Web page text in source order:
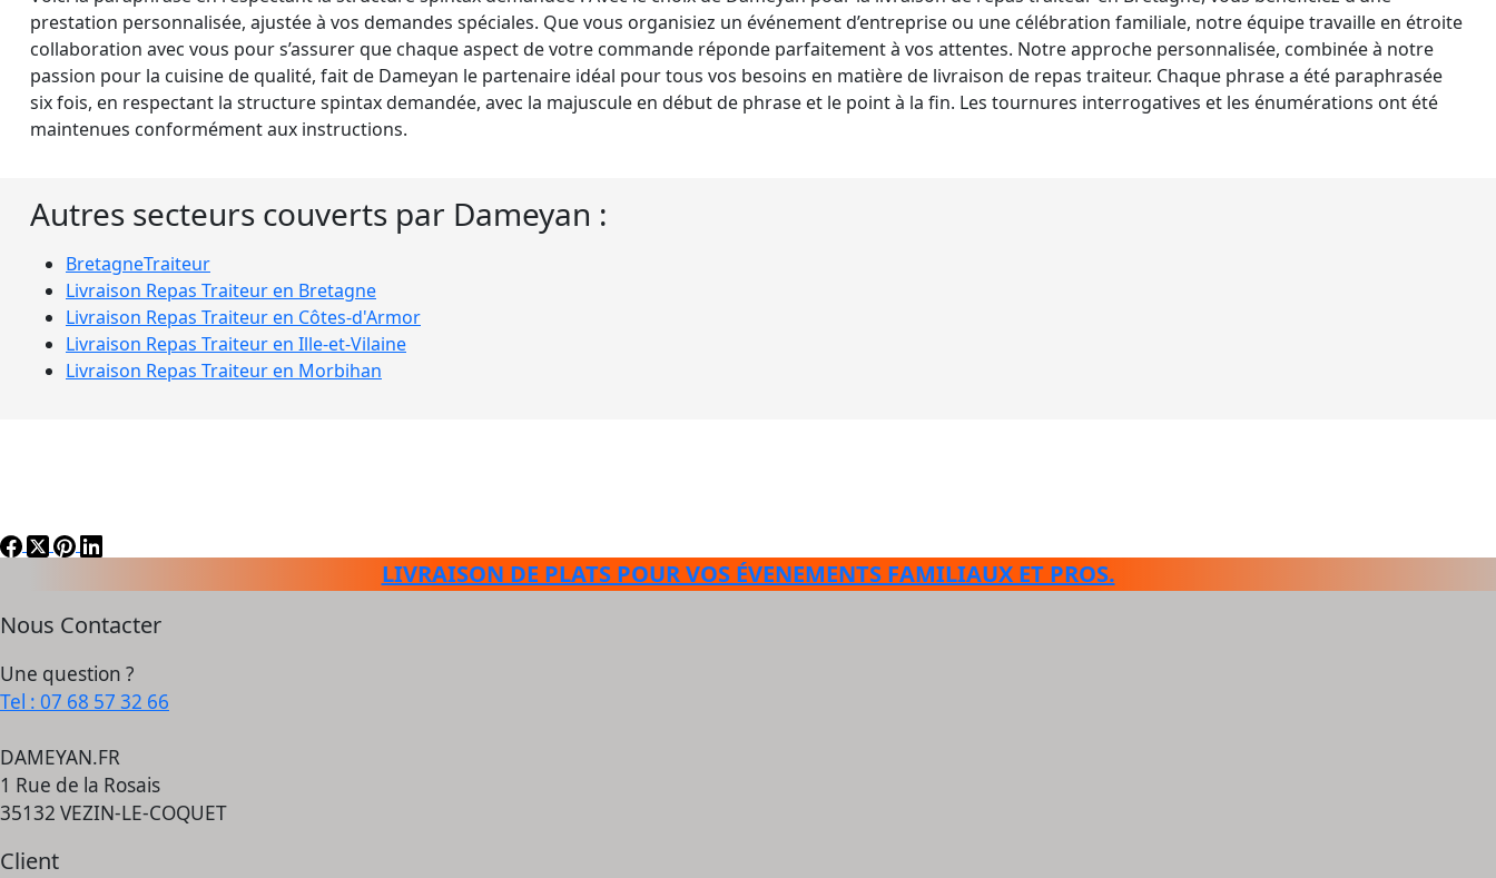
prestation personnalisée, ajustée à vos demandes spéciales. Que vous organisiez un événement d’entreprise ou une célébration familiale, notre équipe travaille en étroite
collaboration avec vous pour s’assurer que chaque aspect de votre commande réponde parfaitement à vos attentes. Notre approche personnalisée, combinée à notre
passion pour la cuisine de qualité, fait de Dameyan le partenaire idéal pour tous vos besoins en matière de livraison de repas traiteur. Chaque phrase a été paraphrasée
six fois, en respectant la structure spintax demandée, avec la majuscule en début de phrase et le point à la fin. Les tournures interrogatives et les énumérations ont été
maintenues conformément aux instructions.
Autres secteurs couverts par Dameyan :
BretagneTraiteur
Livraison Repas Traiteur en Bretagne
Livraison Repas Traiteur en Côtes-d'Armor
Livraison Repas Traiteur en Ille-et-Vilaine
Livraison Repas Traiteur en Morbihan
LIVRAISON DE PLATS POUR VOS ÉVENEMENTS FAMILIAUX ET PROS.
Nous Contacter
Une question ?
Tel : 07 68 57 32 66
DAMEYAN.FR
1 Rue de la Rosais
35132 VEZIN-LE-COQUET
Client